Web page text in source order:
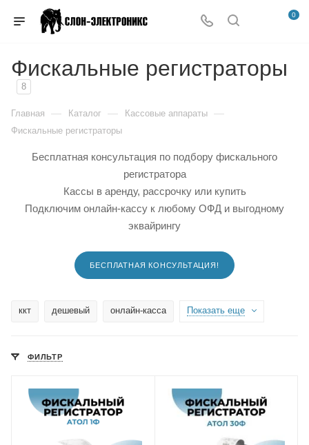
0
Фискальные регистраторы
8
Главная — Каталог — Кассовые аппараты —
Фискальные регистраторы
Бесплатная консультация по подбору фискального
регистратора
Кассы в аренду, рассрочку или купить
Подключим онлайн-кассу к любому ОФД и выгодному
эквайрингу
БЕСПЛАТНАЯ КОНСУЛЬТАЦИЯ!
ккт дешевый онлайн-касса Показать еще
ФИЛЬТР